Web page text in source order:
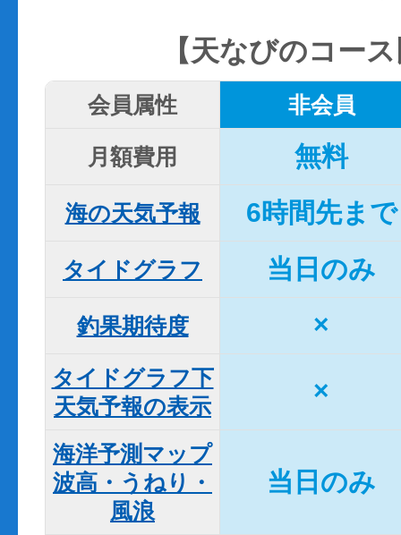
【天なびのコー
会員属性 非会員
月額費用 無料
海の天気予報 6時間先まで
タイドグラフ 当日のみ
釣果期待度 ×
タイドグラフ下
天気予報の表示
×
海洋予測マップ
波高・うねり・
風浪
当日のみ